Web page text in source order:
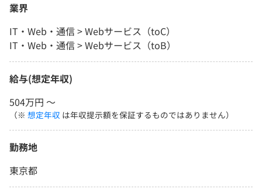
業界
IT・Web・通信 > Webサービス（toC）
IT・Web・通信 > Webサービス（toB）
給与(想定年収)
504万円 〜
（※ 想定年収 は年収提示額を保証するものではありません）
勤務地
東京都